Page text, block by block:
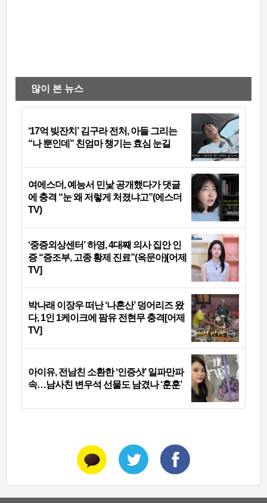
많이 본 뉴스
‘17억 빚잔치’ 김구라 전처, 아들 그리는
“나 뿐인데” 친엄마 챙기는 효심 눈길
여에스더, 예능서 민낯 공개했다가 댓글
에 충격 “눈 왜 저렇게 처졌냐고”(에스더
TV)
‘중증외상센터’ 하영, 4대째 의사 집안 인
증 “증조부, 고종 황제 진료”(옥문아)[어제
TV]
박나래 이장우 떠난 ‘나혼산’ 덩어리즈 왔
다, 1인 1케이크에 팜유 전현무 충격[어제
TV]
아이유, 전남친 소환한 ‘인증샷’ 일파만파
속…남사친 변우석 선물도 남겼나 ‘훈훈’